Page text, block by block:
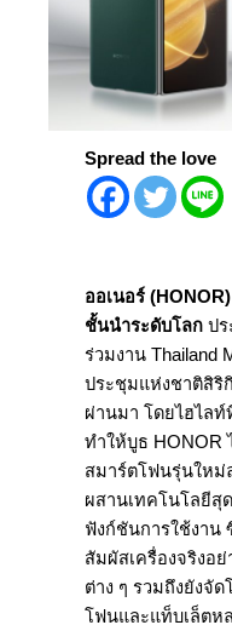
Spread the love
ออเนอร์ (HONOR)
ชั้นนำระดับโลก ปร
ร่วมงาน Thailand
ประชุมแห่งชาติสิริ
ผ่านมา โดยไฮไล
ทำให้บูธ HONOR
สมาร์ตโฟนรุ่นใหม่
ผสานเทคโนโลยีสุ
ฟังก์ชันการใช้งาน
สัมผัสเครื่องจริงอ
ต่าง ๆ รวมถึงยังจั
โฟนและแท็บเล็ตห